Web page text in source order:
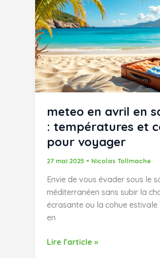
complet
pour
découvrir
les
joyaux
balnéaires
de
meteo en avril en
: températures et
pour voyager
27 mai 2025 • Nicolas Tollmache
Envie de vous évader sous le
méditerranéen sans subir la
écrasante ou la cohue estivale
en
meteo
Lire l’article »